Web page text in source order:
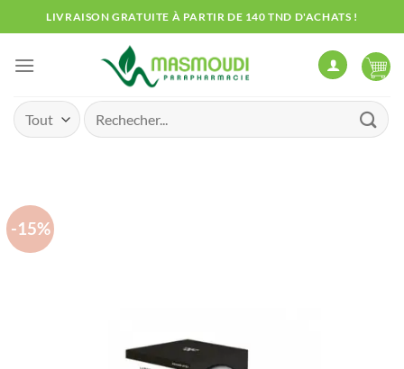
au
contenu
LIVRAISON GRATUITE À PARTIR DE 140 TND D'ACHATS !
Recherche
pour :
-15%